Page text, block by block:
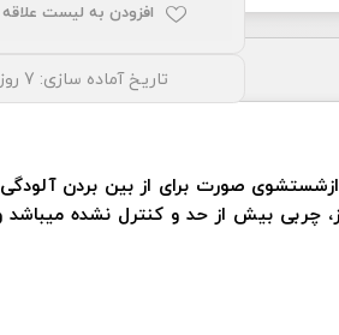
افزودن به لیست
تاریخ آماده سازی: 7 روز کاری
صورت برای از بین بردن
چربی بیش از حد و کنترل نشده میباشد